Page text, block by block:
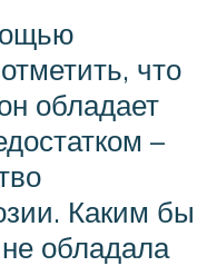
что
обладает
–
Каким бы
обладала